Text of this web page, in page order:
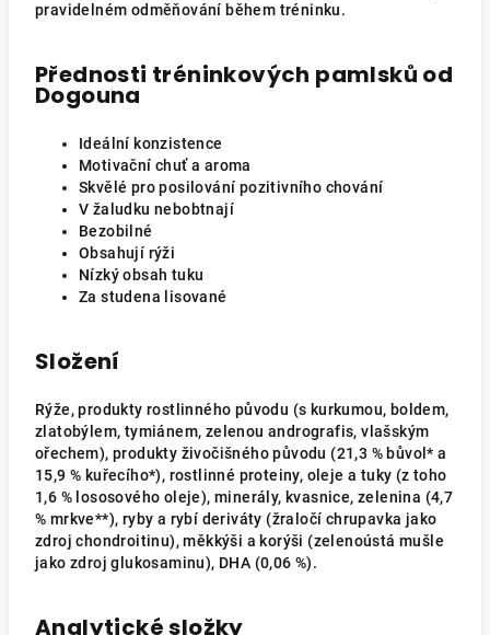
pravidelném odměňování během tréninku.
Přednosti tréninkových pamlsků od
Dogouna
Ideální konzistence
Motivační chuť a aroma
Skvělé pro posilování pozitivního chování
V žaludku nebobtnají
Bezobilné
Obsahují rýži
Nízký obsah tuku
Za studena lisované
Složení
Rýže, produkty rostlinného původu (s kurkumou, boldem,
zlatobýlem, tymiánem, zelenou andrografis, vlašským
ořechem), produkty živočišného původu (21,3 % bůvol* a
15,9 % kuřecího*), rostlinné proteiny, oleje a tuky (z toho
1,6 % lososového oleje), minerály, kvasnice, zelenina (4,7
% mrkve**), ryby a rybí deriváty (žraločí chrupavka jako
zdroj chondroitinu), měkkýši a korýši (zelenoústá mušle
jako zdroj glukosaminu), DHA (0,06 %).
Analytické složky